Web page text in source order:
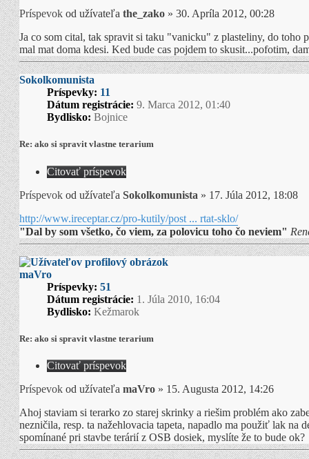
Príspevok od užívateľa the_zako » 30. Apríla 2012, 00:28
Ja co som cital, tak spravit si taku "vanicku" z plasteliny, do toho
mal mat doma kdesi. Ked bude cas pojdem to skusit...pofotim,
Sokolkomunista
Príspevky: 11
Dátum registrácie: 9. Marca 2012, 01:40
Bydlisko: Bojnice
Re: ako si spravit vlastne terarium
Citovať príspevok
Príspevok od užívateľa Sokolkomunista » 17. Júla 2012, 18:08
http://www.ireceptar.cz/pro-kutily/post ... rtat-sklo/
"Dal by som všetko, čo viem, za polovicu toho čo neviem"
maVro
Príspevky: 51
Dátum registrácie: 1. Júla 2010, 16:04
Bydlisko: Kežmarok
Re: ako si spravit vlastne terarium
Citovať príspevok
Príspevok od užívateľa maVro » 15. Augusta 2012, 14:26
Ahoj staviam si terarko zo starej skrinky a riešim problém ako
nezničila, resp. ta nažehlovacia tapeta, napadlo ma použiť lak na
spomínané pri stavbe terárií z OSB dosiek, myslíte že to bude ok?